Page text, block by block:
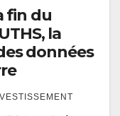
fin du
la
données